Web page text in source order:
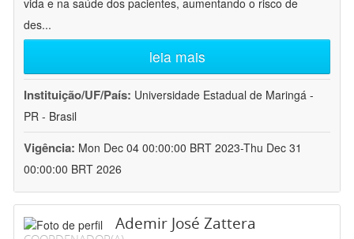
vida e na saúde dos pacientes, aumentando o risco de
des...
leia mais
Instituição/UF/País: Universidade Estadual de Maringá -
PR - Brasil
Vigência: Mon Dec 04 00:00:00 BRT 2023-Thu Dec 31
00:00:00 BRT 2026
Ademir José Zattera